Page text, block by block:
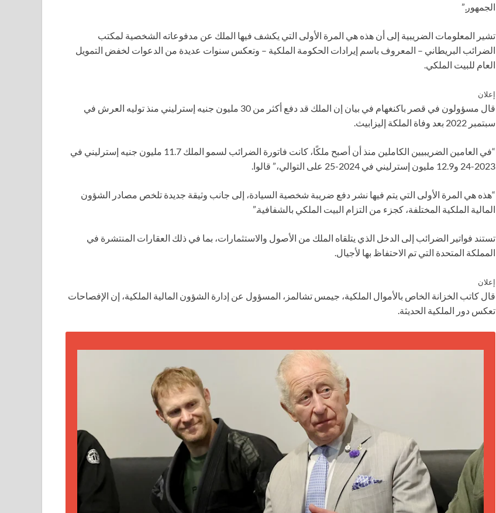
الجمهور.”
تشير المعلومات الضريبية إلى أن هذه هي المرة الأولى التي يكشف فيها الملك عن مدفوعاته الشخصية لمكتب
الضرائب البريطاني – المعروف باسم إيرادات الحكومة الملكية – وتعكس سنوات عديدة من الدعوات لخفض التمويل
العام للبيت الملكي.
إعلان
قال مسؤولون في قصر باكنغهام في بيان إن الملك قد دفع أكثر من 30 مليون جنيه إسترليني منذ توليه العرش في
سبتمبر 2022 بعد وفاة الملكة إليزابيث.
“في العامين الضريبيين الكاملين منذ أن أصبح ملكًا، كانت فاتورة الضرائب لسمو الملك 11.7 مليون جنيه إسترليني في
2023-24 و12.9 مليون إسترليني في 2024-25 على التوالي،” قالوا.
“هذه هي المرة الأولى التي يتم فيها نشر دفع ضريبة شخصية السيادة، إلى جانب وثيقة جديدة تلخص مصادر الشؤون
المالية الملكية المختلفة، كجزء من التزام البيت الملكي بالشفافية.”
تستند فواتير الضرائب إلى الدخل الذي يتلقاه الملك من الأصول والاستثمارات، بما في ذلك العقارات المنتشرة في
المملكة المتحدة التي تم الاحتفاظ بها لأجيال.
إعلان
قال كاتب الخزانة الخاص بالأموال الملكية، جيمس تشالمز، المسؤول عن إدارة الشؤون المالية الملكية، إن الإفصاحات
تعكس دور الملكية الحديثة.